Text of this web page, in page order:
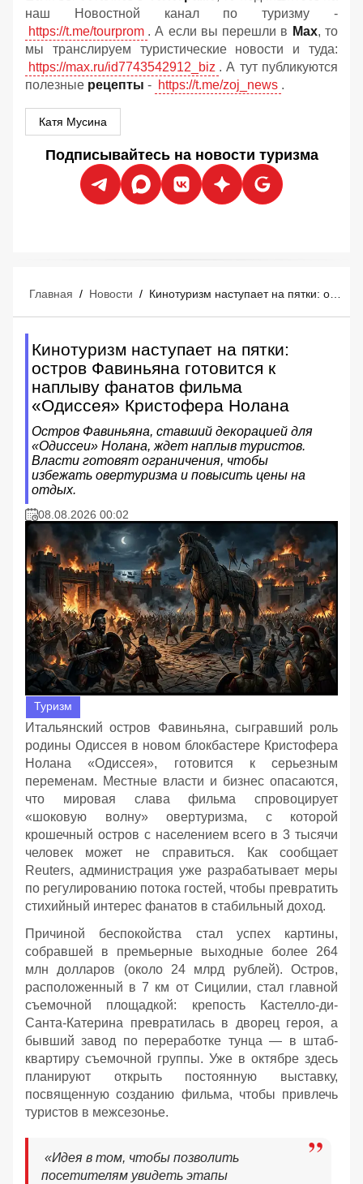
наш Новостной канал по туризму -
https://t.me/tourprom . А если вы перешли в Мах, то
мы транслируем туристические новости и туда:
https://max.ru/id7743542912_biz . А тут публикуются
полезные рецепты - https://t.me/zoj_news .
Катя Мусина
Подписывайтесь на новости туризма
Главная / Новости /
Кинотуризм наступает на пятки:
остров Фавиньяна готовится к
наплыву фанатов фильма
«Одиссея» Кристофера Нолана
Остров Фавиньяна, ставший декорацией для
«Одиссеи» Нолана, ждет наплыв туристов.
Власти готовят ограничения, чтобы
избежать овертуризма и повысить цены на
отдых.
08.08.2026 00:02
Туризм
Итальянский остров Фавиньяна, сыгравший роль
родины Одиссея в новом блокбастере Кристофера
Нолана «Одиссея», готовится к серьезным
переменам. Местные власти и бизнес опасаются,
что мировая слава фильма спровоцирует
«шоковую волну» овертуризма, с которой
крошечный остров с населением всего в 3 тысячи
человек может не справиться. Как сообщает
Reuters, администрация уже разрабатывает меры
по регулированию потока гостей, чтобы превратить
стихийный интерес фанатов в стабильный доход.
Причиной беспокойства стал успех картины,
собравшей в премьерные выходные более 264
млн долларов (около 24 млрд рублей). Остров,
расположенный в 7 км от Сицилии, стал главной
съемочной площадкой: крепость Кастелло-ди-
Санта-Катерина превратилась в дворец героя, а
бывший завод по переработке тунца — в штаб-
квартиру съемочной группы. Уже в октябре здесь
планируют открыть постоянную выставку,
посвященную созданию фильма, чтобы привлечь
туристов в межсезонье.
«Идея в том, чтобы позволить
посетителям увидеть этапы